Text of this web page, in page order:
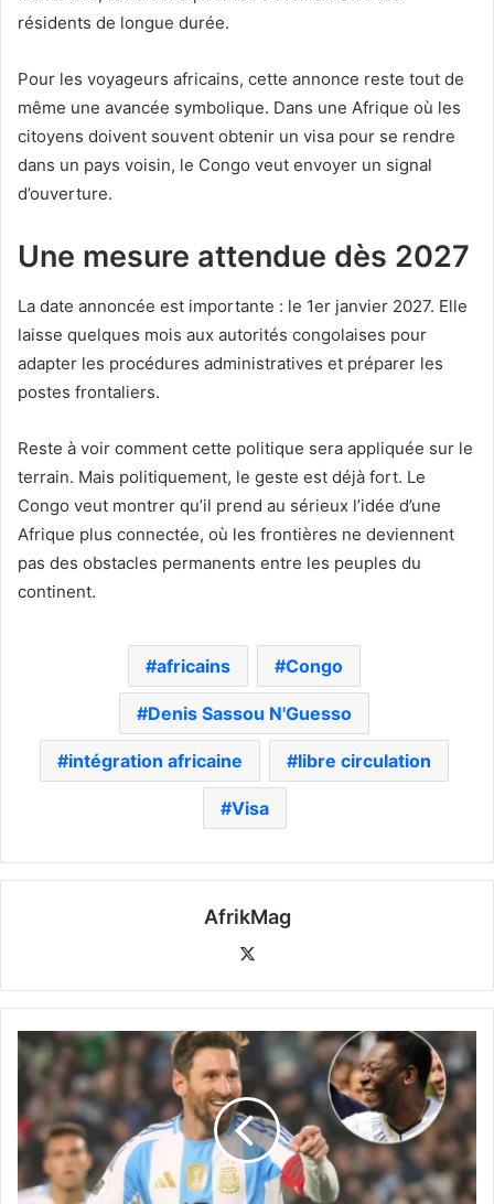
résidents de longue durée.
Pour les voyageurs africains, cette annonce reste tout de
même une avancée symbolique. Dans une Afrique où les
citoyens doivent souvent obtenir un visa pour se rendre
dans un pays voisin, le Congo veut envoyer un signal
d’ouverture.
Une mesure attendue dès 2027
La date annoncée est importante : le 1er janvier 2027. Elle
laisse quelques mois aux autorités congolaises pour
adapter les procédures administratives et préparer les
postes frontaliers.
Reste à voir comment cette politique sera appliquée sur le
terrain. Mais politiquement, le geste est déjà fort. Le
Congo veut montrer qu’il prend au sérieux l’idée d’une
Afrique plus connectée, où les frontières ne deviennent
pas des obstacles permanents entre les peuples du
continent.
africains Congo
Denis Sassou N'Guesso
intégration africaine libre circulation
Visa
AfrikMag